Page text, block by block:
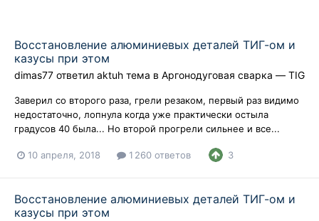
Восстановление алюминиевых деталей ТИГ-ом и
казусы при этом
dimas77 ответил aktuh тема в Аргонодуговая сварка — TIG
Заверил со второго раза, грели резаком, первый раз видимо
недостаточно, лопнула когда уже практически остыла
градусов 40 была... Но второй прогрели сильнее и все...
10 апреля, 2018 1 260 ответов 3
Восстановление алюминиевых деталей ТИГ-ом и
казусы при этом